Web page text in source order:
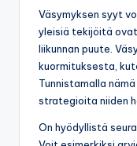
Väsymyksen syyt
yleisiä tekijöitä ovat
liikunnan puute.
kuormituksesta,
Tunnistamalla
strategioita niiden
On hyödyllistä